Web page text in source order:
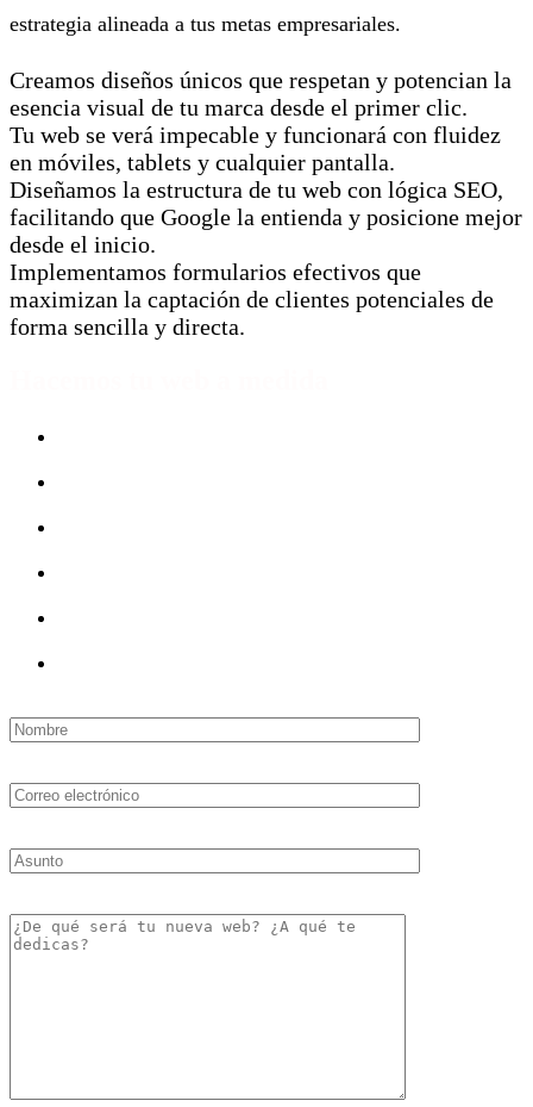
estrategia alineada a tus metas empresariales.
Creamos diseños únicos que respetan y potencian la
esencia visual de tu marca desde el primer clic.
Tu web se verá impecable y funcionará con fluidez
en móviles, tablets y cualquier pantalla.
Diseñamos la estructura de tu web con lógica SEO,
facilitando que Google la entienda y posicione mejor
desde el inicio.
Implementamos formularios efectivos que
maximizan la captación de clientes potenciales de
forma sencilla y directa.